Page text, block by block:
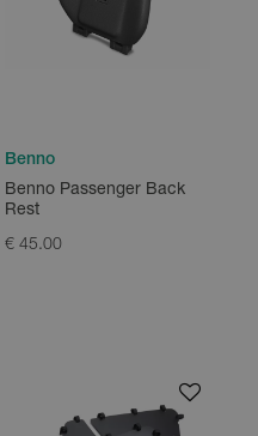
Benno
Benno Passenger Back
Rest
€ 45.00